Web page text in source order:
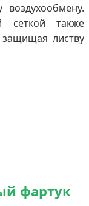
сеткой также
листву
фартук